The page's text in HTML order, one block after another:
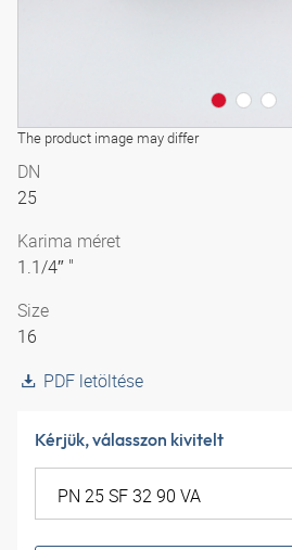
The product image may differ
DN
25
Karima méret
1.1/4″ "
Size
16
PDF letöltése
Kérjük, válasszon kivitelt